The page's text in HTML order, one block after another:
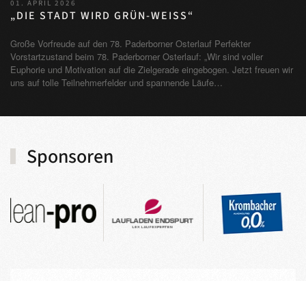
01. APRIL 2026
„DIE STADT WIRD GRÜN-WEISS“
Große Vorfreude auf den 78. Paderborner Osterlauf Perfekter
Vorstartzustand beim 78. Paderborner Osterlauf: „Wir sind voller
Euphorie und Motivation auf die Zielgerade eingebogen. Jetzt freuen wir
uns auf tolle Teilnehmerfelder und spannende Läufe…
Sponsoren